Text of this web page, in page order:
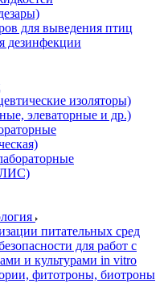
для выведения птиц
дезинфекции
изоляторы)
элеваторные и др.)
питательных сред
для работ с
и культурами in vitro
фитотроны, биотроны